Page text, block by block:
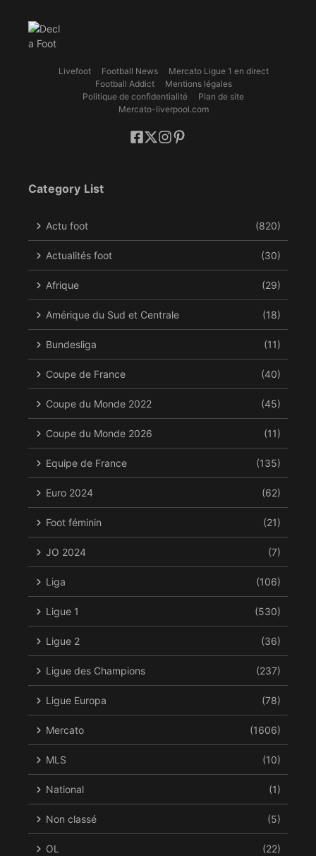
Livefoot Football News
Mercato Ligue 1 en direct
Football Addict
Mentions légales
Politique de confidentialité
Plan de site
Mercato-liverpool.com
Category List
Actu foot (820)
Actualités foot (30)
Afrique (29)
Amérique du Sud et Centrale (18)
Bundesliga (11)
Coupe de France (40)
Coupe du Monde 2022 (45)
Coupe du Monde 2026 (11)
Equipe de France (135)
Euro 2024 (62)
Foot féminin (21)
JO 2024 (7)
Liga (106)
Ligue 1 (530)
Ligue 2 (36)
Ligue des Champions (237)
Ligue Europa (78)
Mercato (1606)
MLS (10)
National (1)
Non classé (5)
OL (22)